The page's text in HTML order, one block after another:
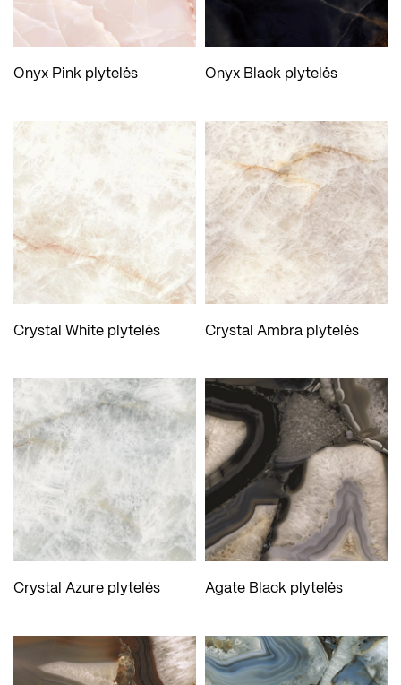
Onyx Pink plytelės Onyx Black plytelės
Crystal White plytelės Crystal Ambra plytelės
Crystal Azure plytelės Agate Black plytelės